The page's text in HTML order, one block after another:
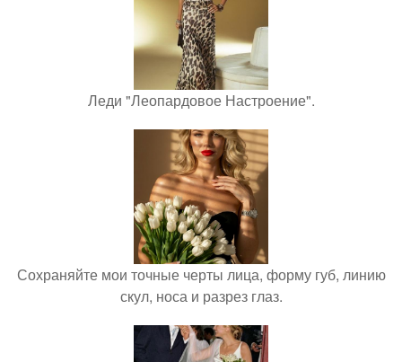
Леди "Леопардовое Настроение".
Сохраняйте мои точные черты лица, форму губ, линию
скул, носа и разрез глаз.